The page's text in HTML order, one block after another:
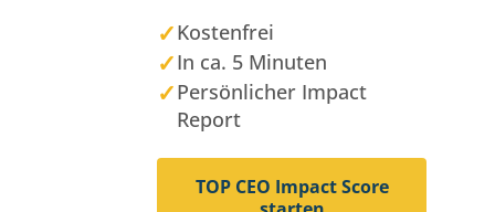
✓Kostenfrei
✓In ca. 5 Minuten
✓Persönlicher Impact
Report
TOP CEO Impact Score